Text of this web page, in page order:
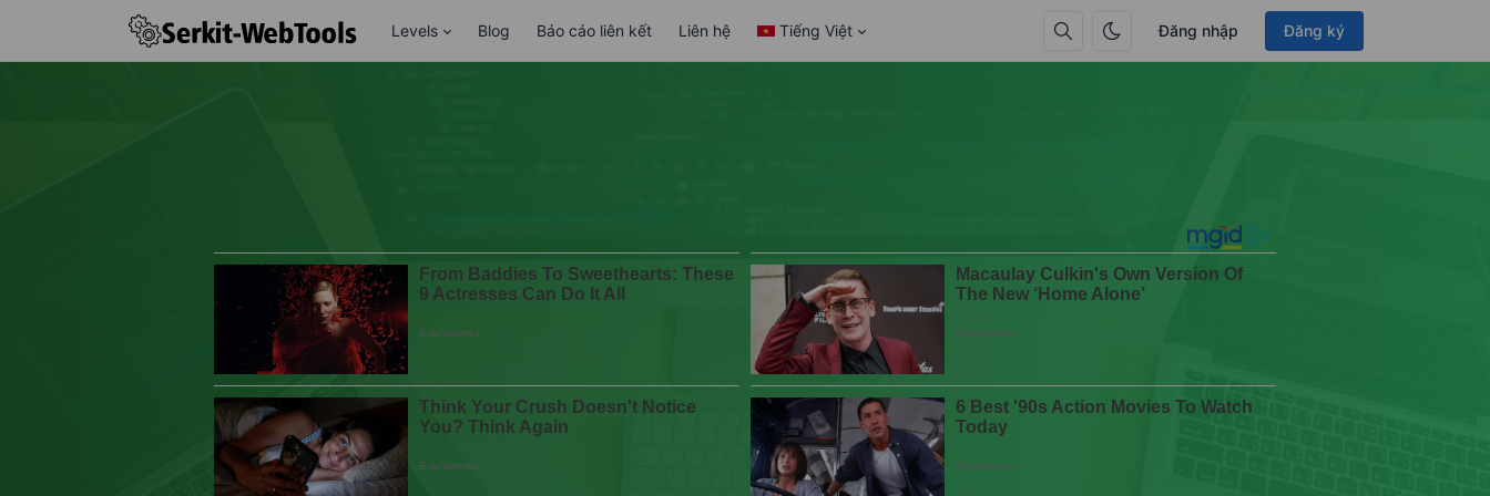
Đăng nhập Đăng ký
Levels Blog Báo cáo liên kết Liên hệ Tiếng Việt